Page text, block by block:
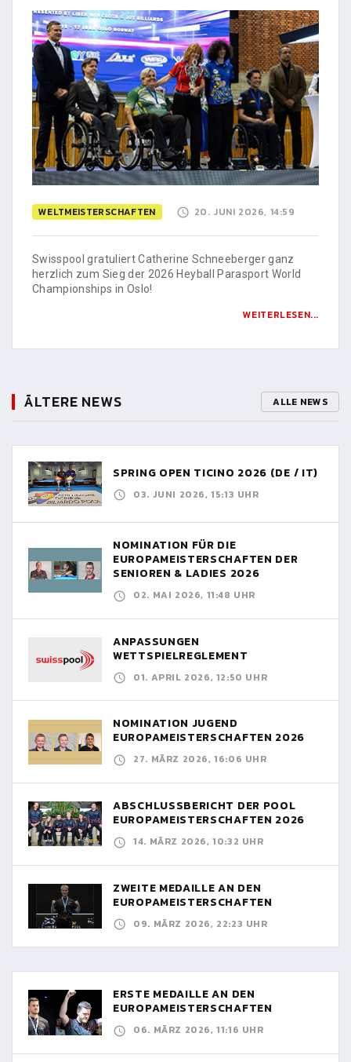
WELTMEISTERSCHAFTEN 20. JUNI 2026, 14:59
Swisspool gratuliert Catherine Schneeberger ganz
herzlich zum Sieg der 2026 Heyball Parasport World
Championships in Oslo!
WEITERLESEN...
ÄLTERE NEWS ALLE NEWS
SPRING OPEN TICINO 2026 (DE / IT)
03. JUNI 2026, 15:13 UHR
NOMINATION FÜR DIE
EUROPAMEISTERSCHAFTEN DER
SENIOREN & LADIES 2026
02. MAI 2026, 11:48 UHR
ANPASSUNGEN
WETTSPIELREGLEMENT
01. APRIL 2026, 12:50 UHR
NOMINATION JUGEND
EUROPAMEISTERSCHAFTEN 2026
27. MÄRZ 2026, 16:06 UHR
ABSCHLUSSBERICHT DER POOL
EUROPAMEISTERSCHAFTEN 2026
14. MÄRZ 2026, 10:32 UHR
ZWEITE MEDAILLE AN DEN
EUROPAMEISTERSCHAFTEN
09. MÄRZ 2026, 22:23 UHR
ERSTE MEDAILLE AN DEN
EUROPAMEISTERSCHAFTEN
06. MÄRZ 2026, 11:16 UHR